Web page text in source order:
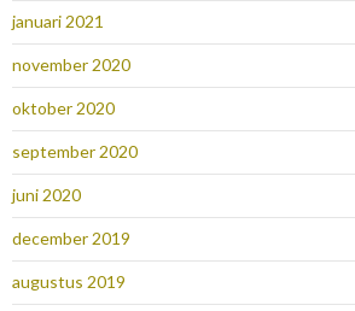
januari 2021
november 2020
oktober 2020
september 2020
juni 2020
december 2019
augustus 2019